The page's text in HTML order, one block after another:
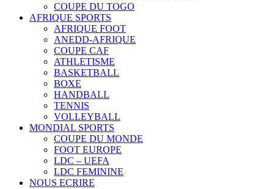
COUPE DU TOGO
AFRIQUE SPORTS
AFRIQUE FOOT
ANEDD-AFRIQUE
COUPE CAF
ATHLETISME
BASKETBALL
BOXE
HANDBALL
TENNIS
VOLLEYBALL
MONDIAL SPORTS
COUPE DU MONDE
FOOT EUROPE
LDC – UEFA
LDC FEMININE
NOUS ECRIRE